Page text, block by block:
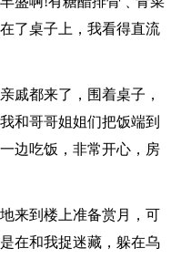
了桌子上，我看得直流
戚都来了，围着桌子，
和哥哥姐姐们把饭端到
边吃饭，非常开心，房
来到楼上准备赏月，可
在和我捉迷藏，躲在乌